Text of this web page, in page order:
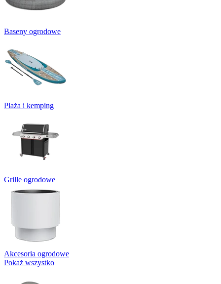
Baseny ogrodowe
Plaża i kemping
Grille ogrodowe
Akcesoria ogrodowe
Pokaż wszystko